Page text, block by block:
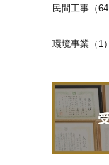
民間工事（64
環境事業（1）